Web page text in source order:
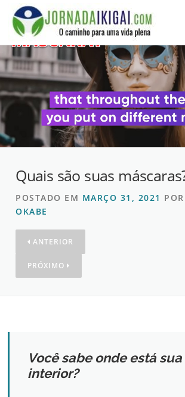
para
Quais são suas
POSTADO EM MARÇO 31, 2021 POR
OKABE
ANTERIOR
PRÓXIMO
Você sabe onde está
interior?